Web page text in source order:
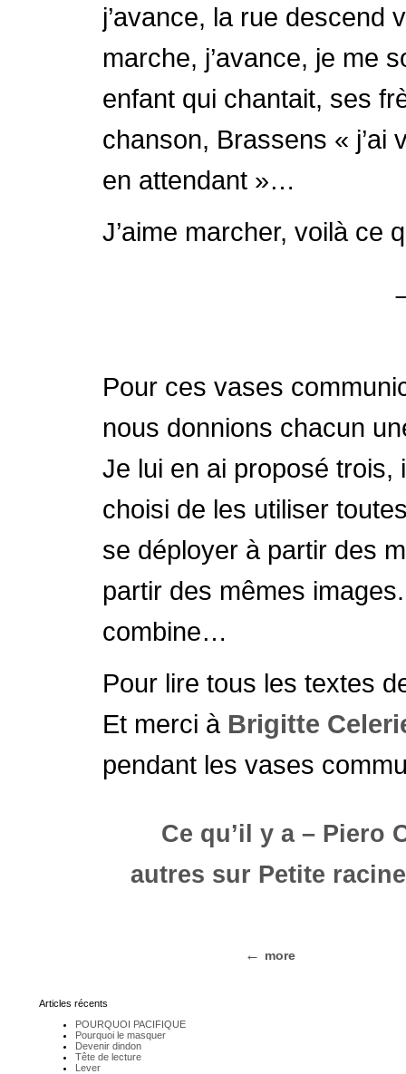
j’avance, la rue descend
marche, j’avance, je me
enfant qui chantait, ses
chanson, Brassens « j’ai
en attendant »…
J’aime marcher, voilà ce
Pour ces vases
nous donnions chacun
Je lui en ai proposé trois,
choisi de les utiliser
se déployer à partir des
partir des mêmes
combine…
Pour lire tous les textes
Et merci à Brigitte
pendant les vases
Ce qu’il y a – Piero
autres sur Petite racine
more
Articles récents
POURQUOI PACIFIQUE
Pourquoi le masquer
Devenir dindon
Tête de lecture
Lever